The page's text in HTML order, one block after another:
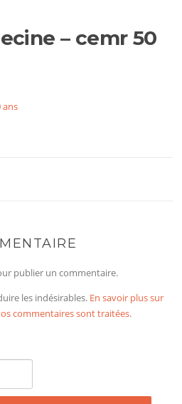
– cemr 50
publier un commentaire.
les indésirables. En savoir plus sur
commentaires sont traitées.